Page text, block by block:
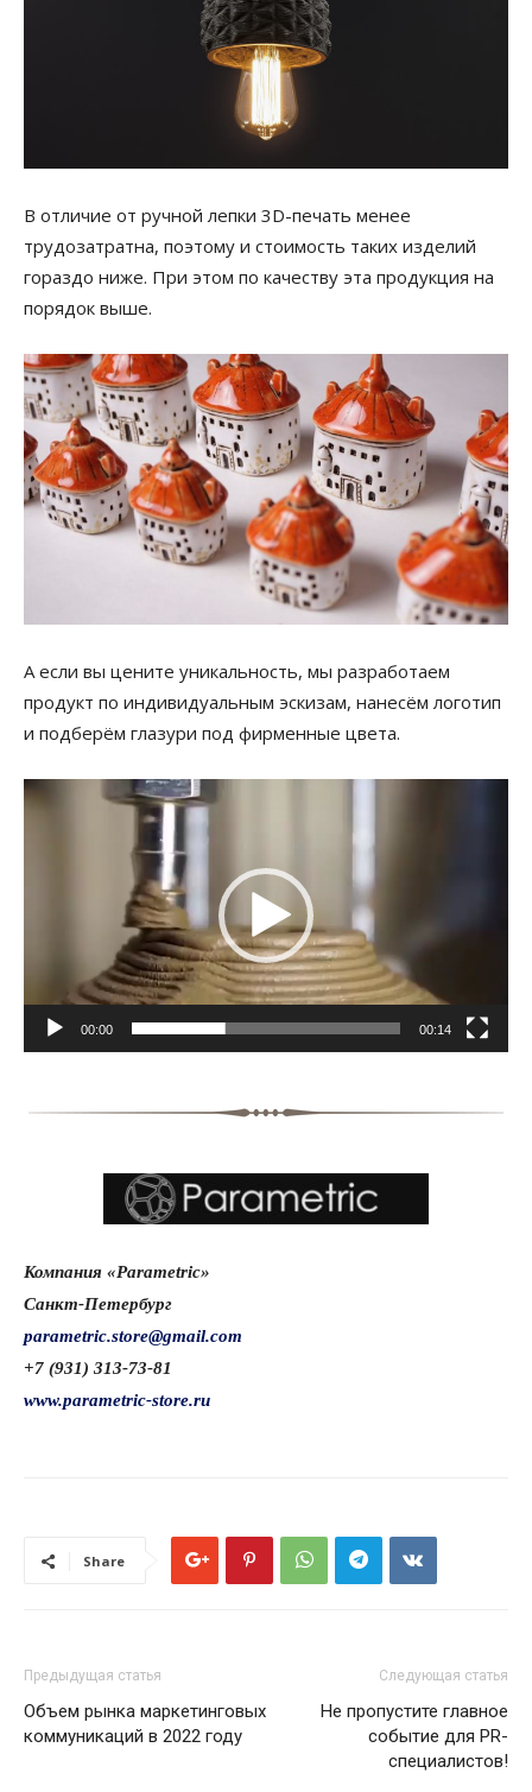
В отличие от ручной лепки 3D-печать менее
трудозатратна, поэтому и стоимость таких изделий
гораздо ниже. При этом по качеству эта продукция на
порядок выше.
А если вы цените уникальность, мы разработаем
продукт по индивидуальным эскизам, нанесём логотип
и подберём глазури под фирменные цвета.
Видеоплеер
00:00 00:14
Компания «Parametric»
Санкт-Петербург
parametric.store@gmail.com
+7 (931) 313-73-81
www.parametric-store.ru
Share
Предыдущая статья
Объем рынка маркетинговых
коммуникаций в 2022 году
Следующая статья
Не пропустите главное
событие для PR-
специалистов!